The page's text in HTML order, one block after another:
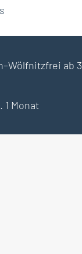
frei ab
1 Monat